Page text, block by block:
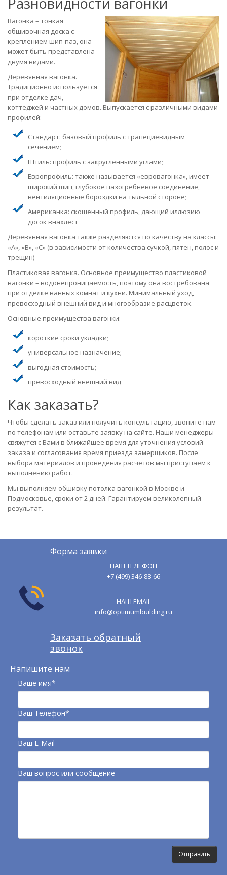
Вагонка – тонкая
обшивочная доска с
креплением шип-паз, она
может быть представлена
двумя видами.
Деревянная вагонка.
Традиционно используется
при отделке дач,
коттеджей и частных домов. Выпускается с различными видами
профилей:
Стандарт: базовый профиль с трапециевидным
сечением;
Штиль: профиль с закругленными углами;
Европрофиль: также называется «евровагонка», имеет
широкий шип, глубокое пазогребневое соединение,
вентиляционные бороздки на тыльной стороне;
Американка: скошенный профиль, дающий иллюзию
досок внахлест
Деревянная вагонка также разделяются по качеству на классы:
«А», «B», «C» (в зависимости от количества сучкой, пятен, полос и
трещин)
Пластиковая вагонка. Основное преимущество пластиковой
вагонки – водонепроницаемость, поэтому она востребована
при отделке ванных комнат и кухни. Минимальный уход,
превосходный внешний вид и многообразие расцветок.
Основные преимущества вагонки:
короткие сроки укладки;
универсальное назначение;
выгодная стоимость;
превосходный внешний вид
Как заказать?
Чтобы сделать заказ или получить консультацию, звоните нам
по телефонам или оставьте заявку на сайте. Наши менеджеры
свяжутся с Вами в ближайшее время для уточнения условий
заказа и согласования время приезда замерщиков. После
выбора материалов и проведения расчетов мы приступаем к
выполнению работ.
Мы выполняем обшивку потолка вагонкой в Москве и
Подмосковье, сроки от 2 дней. Гарантируем великолепный
результат.
Форма заявки
НАШ ТЕЛЕФОН
+7 (499) 346-88-66
НАШ EMAIL
info@optimumbuilding.ru
Заказать обратный
звонок
Напишите нам
Ваше имя*
Ваш Телефон*
Ваш E-Mail
Ваш вопрос или сообщение